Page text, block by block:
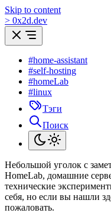
Skip to content
> 0x2d.dev
#home-assistant
#self-hosting
#homeLab
#linux
Тэги
Поиск
Небольшой уголок с
HomeLab, домашние
технические
себя, но если вы нашли
пожаловать.